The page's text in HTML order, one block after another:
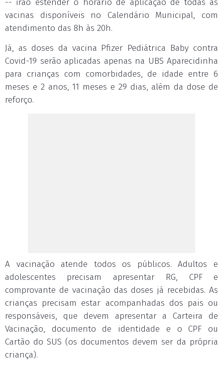
-- irão estender o horário de aplicação de todas as
vacinas disponíveis no Calendário Municipal, com
atendimento das 8h às 20h.
Já, as doses da vacina Pfizer Pediátrica Baby contra
Covid-19 serão aplicadas apenas na UBS Aparecidinha
para crianças com comorbidades, de idade entre 6
meses e 2 anos, 11 meses e 29 dias, além da dose de
reforço.
A vacinação atende todos os públicos. Adultos e
adolescentes precisam apresentar RG, CPF e
comprovante de vacinação das doses já recebidas. As
crianças precisam estar acompanhadas dos pais ou
responsáveis, que devem apresentar a Carteira de
Vacinação, documento de identidade e o CPF ou
Cartão do SUS (os documentos devem ser da própria
criança).